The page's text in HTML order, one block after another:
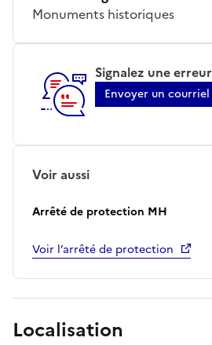
Monuments historiques
Signalez une erreur
Envoyer un courriel
Voir aussi
Arrêté de protection MH
Voir l’arrêté de protection
Localisation